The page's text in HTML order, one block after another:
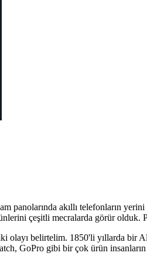
akıllı telefonların yerini
çeşitli mecralarda görür olduk.
belirtelim. 1850'li yıllarda bir
GoPro gibi bir çok ürün insanların